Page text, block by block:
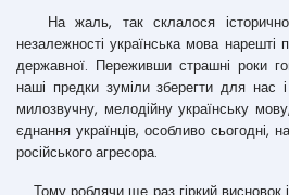
На жаль, так склалося
незалежності українська мова нарешті
державної. Переживши страшні роки
наші предки зуміли зберегти для нас
милозвучну, мелодійну українську
єднання українців, особливо сьогодні,
російського агресора.